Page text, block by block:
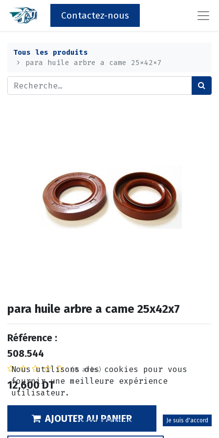
Contactez-nous
Tous les produits
para huile arbre a came 25x42x7
para huile arbre a came 25x42x7
Référence :
508.544
(0 avis)
12,600DT
AJOUTER AU PANIER
Nous utilisons des cookies pour vous
fournir une meilleure expérience
utilisateur.
Politique relative aux cookies Je suis d'accord